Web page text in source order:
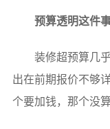
预算透明这件
装修超预算几
出在前期报价不够
个要加钱，那个没算